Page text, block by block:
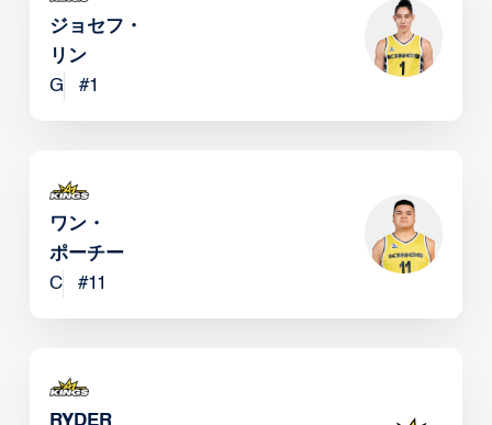
ジョセフ・
リン
G
#1
ワン・
ポーチー
C
#11